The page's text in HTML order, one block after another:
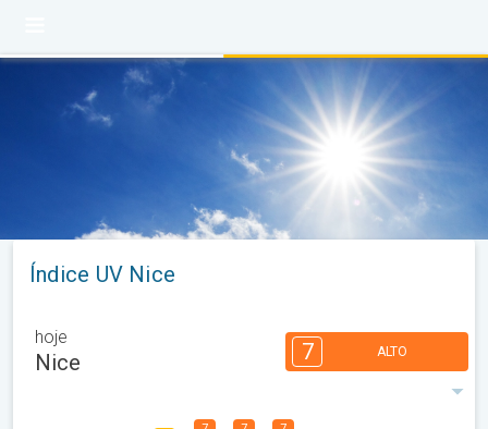
Índice UV Nice
hoje
Nice 7 ALTO